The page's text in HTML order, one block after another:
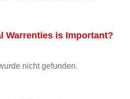
Warrenties is Important?
nicht gefunden.